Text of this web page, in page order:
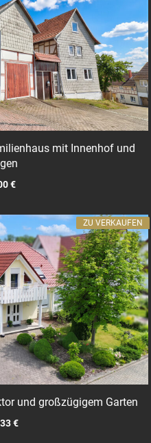
mit Innenhof und
€
und großzügigem Garten
€
ZU VERKAUFEN